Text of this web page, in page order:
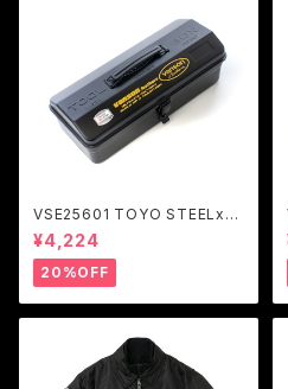
VSE25601 TOYO STEELxV
ANSON ツールボックス Y-35
0
¥4,224
20%OFF